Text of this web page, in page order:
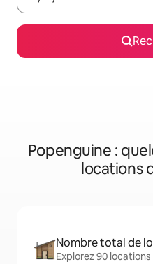
Popenguine :
locations
Nombre total de
Explorez 90